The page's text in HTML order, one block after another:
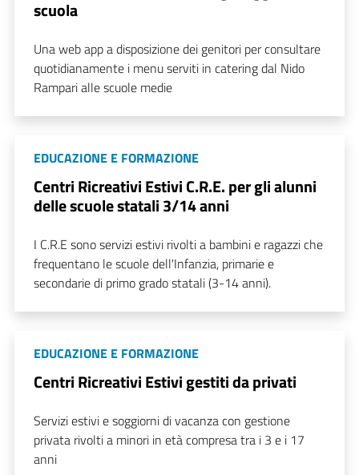
scuola
Una web app a disposizione dei genitori per consultare
quotidianamente i menu serviti in catering dal Nido
Rampari alle scuole medie
EDUCAZIONE E FORMAZIONE
Centri Ricreativi Estivi C.R.E. per gli alunni
delle scuole statali 3/14 anni
I C.R.E sono servizi estivi rivolti a bambini e ragazzi che
frequentano le scuole dell'Infanzia, primarie e
secondarie di primo grado statali (3-14 anni).
EDUCAZIONE E FORMAZIONE
Centri Ricreativi Estivi gestiti da privati
Servizi estivi e soggiorni di vacanza con gestione
privata rivolti a minori in età compresa tra i 3 e i 17
anni